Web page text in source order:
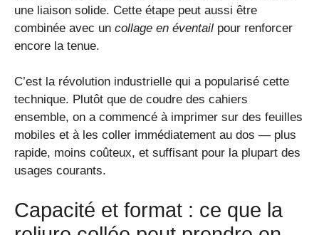
une liaison solide. Cette étape peut aussi être
combinée avec un collage en éventail pour renforcer
encore la tenue.
C’est la révolution industrielle qui a popularisé cette
technique. Plutôt que de coudre des cahiers
ensemble, on a commencé à imprimer sur des feuilles
mobiles et à les coller immédiatement au dos — plus
rapide, moins coûteux, et suffisant pour la plupart des
usages courants.
Capacité et format : ce que la